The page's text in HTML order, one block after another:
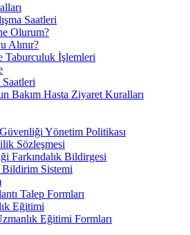
Saatleri
Olurum?
Alınır?
Taburculuk İşlemleri
Bakım Hasta Ziyaret Kuralları
Yönetim Politikası
Sözleşmesi
Farkındalık Bildirgesi
Sistemi
Talep Formları
Eğitimi
Eğitimi Formları